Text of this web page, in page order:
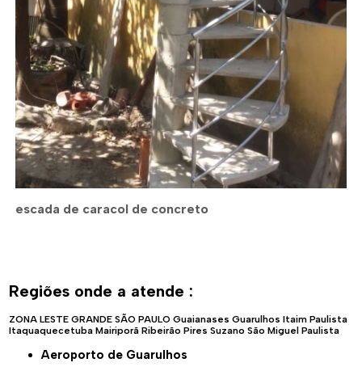
escada de caracol de concreto
Regiões onde a atende :
ZONA LESTE GRANDE SÃO PAULO Guaianases Guarulhos Itaim Paulista
Itaquaquecetuba Mairiporã Ribeirão Pires Suzano São Miguel Paulista
Aeroporto de Guarulhos